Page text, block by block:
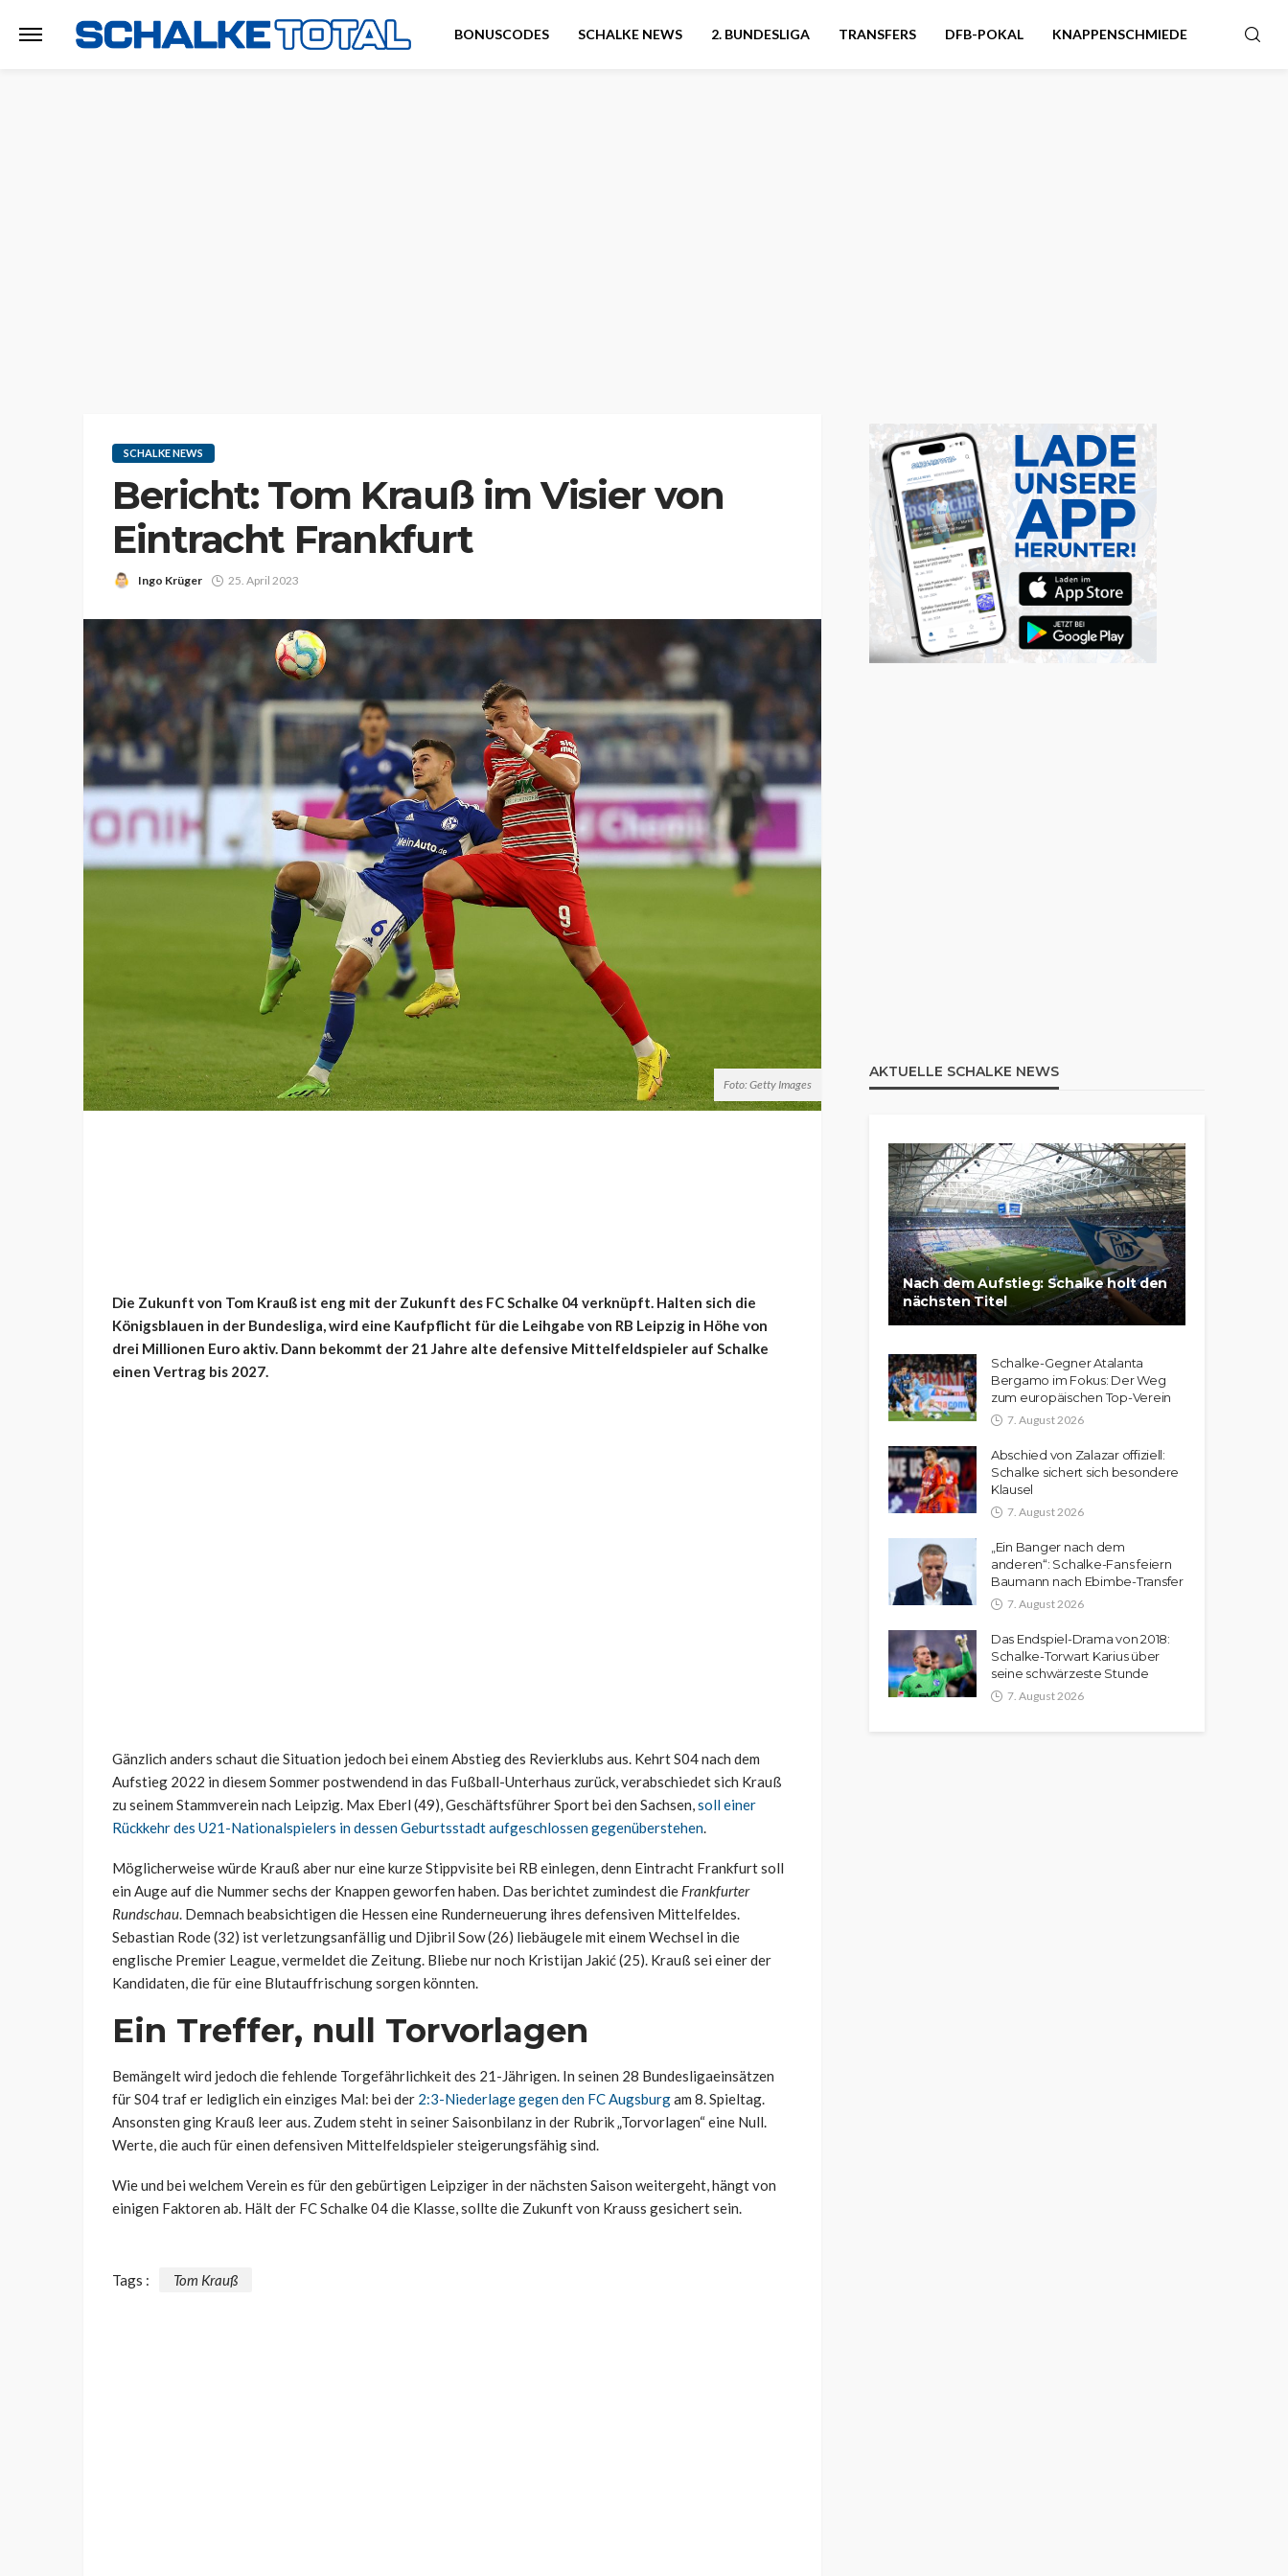
BONUSCODES SCHALKE NEWS 2. BUNDESLIGA TRANSFERS DFB-POKAL KNAPPENSCHMIEDE
SCHALKE NEWS
Bericht: Tom Krauß im Visier von
Eintracht Frankfurt
Ingo Krüger 25. April 2023
Foto: Getty Images
Die Zukunft von Tom Krauß ist eng mit der Zukunft des FC Schalke 04 verknüpft. Halten sich die
Königsblauen in der Bundesliga, wird eine Kaufpflicht für die Leihgabe von RB Leipzig in Höhe von
drei Millionen Euro aktiv. Dann bekommt der 21 Jahre alte defensive Mittelfeldspieler auf Schalke
einen Vertrag bis 2027.
Gänzlich anders schaut die Situation jedoch bei einem Abstieg des Revierklubs aus. Kehrt S04 nach dem
Aufstieg 2022 in diesem Sommer postwendend in das Fußball-Unterhaus zurück, verabschiedet sich Krauß
zu seinem Stammverein nach Leipzig. Max Eberl (49), Geschäftsführer Sport bei den Sachsen,soll einer
Rückkehr des U21-Nationalspielers in dessen Geburtsstadt aufgeschlossen gegenüberstehen.
Möglicherweise würde Krauß aber nur eine kurze Stippvisite bei RB einlegen, denn Eintracht Frankfurt soll
ein Auge auf die Nummer sechs der Knappen geworfen haben. Das berichtet zumindest die Frankfurter
Rundschau. Demnach beabsichtigen die Hessen eine Runderneuerung ihres defensiven Mittelfeldes.
Sebastian Rode (32) ist verletzungsanfällig und Djibril Sow (26) liebäugele mit einem Wechsel in die
englische Premier League, vermeldet die Zeitung. Bliebe nur noch Kristijan Jakić (25). Krauß sei einer der
Kandidaten, die für eine Blutauffrischung sorgen könnten.
Ein Treffer, null Torvorlagen
Bemängelt wird jedoch die fehlende Torgefährlichkeit des 21-Jährigen. In seinen 28 Bundesligaeinsätzen
für S04 traf er lediglich ein einziges Mal: bei der 2:3-Niederlage gegen den FC Augsburgam 8. Spieltag.
Ansonsten ging Krauß leer aus. Zudem steht in seiner Saisonbilanz in der Rubrik „Torvorlagen“ eine Null.
Werte, die auch für einen defensiven Mittelfeldspieler steigerungsfähig sind.
Wie und bei welchem Verein es für den gebürtigen Leipziger in der nächsten Saison weitergeht, hängt von
einigen Faktoren ab. Hält der FC Schalke 04 die Klasse, sollte die Zukunft von Krauss gesichert sein.
Tags : Tom Krauß
AKTUELLE SCHALKE NEWS
Nach dem Aufstieg: Schalke holt den
nächsten Titel
Schalke-Gegner Atalanta
Bergamo im Fokus: Der Weg
zum europäischen Top-Verein
7. August 2026
Abschied von Zalazar offiziell:
Schalke sichert sich besondere
Klausel
7. August 2026
„Ein Banger nach dem
anderen“: Schalke-Fans feiern
Baumann nach Ebimbe-Transfer
7. August 2026
Das Endspiel-Drama von 2018:
Schalke-Torwart Karius über
seine schwärzeste Stunde
7. August 2026